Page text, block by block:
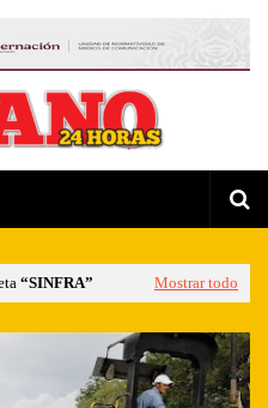
SINFRA Mostrar todo